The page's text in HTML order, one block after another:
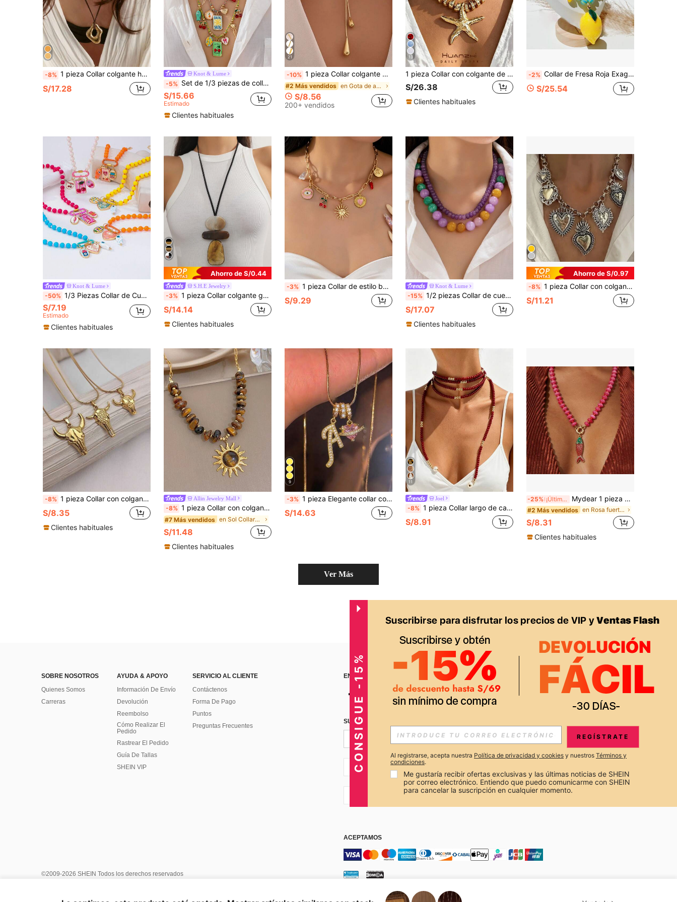
-8% 1 pieza Collar colgante hueco asimétrico de acero inoxidable con acabado liso, de moda y adecuado para uso diario
S/17.28
Knot & Lume
-5% Set de 1/3 piezas de collares con dijes en capas con temática de frutas de verano y sol - Collares de cordón trenzado multicolor con dijes de cereza y limón esmaltados
S/15.66
Estimado
Clientes habituales
21
-10% 1 pieza Collar colgante de acero inoxidable con diseño de gota de agua minimalista de alta gama y estilo retro
#2 Más vendidos en Gota de agua Collares De Mujer
S/8.56
200+ vendidos
13
1 pieza Collar con colgante de estrella de mar grande de turquesa falsa, collar de cuentas de estrella de mar con piedra triturada plisada dorada asimétrica exagerada, collar de vacaciones en la playa para mujer
S/26.38
Clientes habituales
-2% Collar de Fresa Roja Exagerado de Lujo para Mujeres y Niñas Estilo Bohemio con Colgante de Piedra de Cristal Joyería de Moda Accesorio para Fiesta y Uso Diario
S/25.54
Knot & Lume
-50% 1/3 Piezas Collar de Cuentas de Resina Colorido Estilo Boho de Verano con Mosquetón & Dijes de Cereza y Pez - Collares de Colgante de Fruta Estilo Vacaciones en Capas
S/7.19
Estimado
Clientes habituales
Ahorro de S/0.44
S.H.E Jewelry
-3% 1 pieza Collar colgante geométrico de resina vintage, diseño único, de alta gama, versátil, cadena de suéter ajustable, collar largo adecuado para uso diario y de fiesta de mujeres (patrón aleatorio)
S/14.14
Clientes habituales
-3% 1 pieza Collar de estilo bohemio multicolor para vacaciones con colgante de ojo rosa, chile, ojo del diablo, corazón, cereza y perla barroca, adecuado para vacaciones, citas, fiestas, viajes, estilo callejero y uso diario
S/9.29
Knot & Lume
-15% 1/2 piezas Collar de cuentas de piedra semipreciosa natural para mujer, estilo bohemio con gemas de colores, gargantilla exagerada, decoración de cuello, regalo (color de las cuentas aleatorio)
S/17.07
Clientes habituales
Ahorro de S/0.97
-8% 1 pieza Collar con colgante de corazón vintage de plata, accesorio elegante & único para todas las estaciones, adecuado para uso diario y regalo de vacaciones (Colgante pedido al azar)
S/11.21
-8% 1 pieza Collar con colgante de calavera de toro de acero inoxidable estilo vintage punk, moda callejera
S/8.35
Clientes habituales
Allin Jewelry Mall
-8% 1 pieza Collar con colgante de sol de cuentas de piedra natural ojo de tigre estilo bohemio vintage para mujeres, joyería de acero inoxidable dorado, uso diario/bohemio/fiesta/Y2K, San Valentín/vacaciones
#7 Más vendidos en Sol Collares De Mujer
S/11.48
Clientes habituales
9
-3% 1 pieza Elegante collar colgante minimalista estilo Y2K con circonita cúbica, letra artística del alfabeto A-Z y corazón rosa planeta, de acero inoxidable, joyería de moda versátil y delicada, adecuada para uso diario y como regalo
S/14.63
11
Joel
-8% 1 pieza Collar largo de cadena con cuentas de corazón asimétrico CBB y estrella de cinco puntas estilo Hip-Hop, cadena de clavícula para mujer, adecuado para uso diario, fiesta, vacaciones, regalo de joyería
S/8.91
-25% ¡Últimos 3 días Mydear 1 pieza Collar con colgante de pez de resina colorido estilo bohemio, adecuado como accesorio de playa para mujeres en verano
#2 Más vendidos en Rosa fuerte Collares De Mujer
S/8.31
Clientes habituales
Ver Más
SOBRE NOSOTROS
Quienes Somos
Carreras
AYUDA & APOYO
Información De Envío
Devolución
Reembolso
Cómo Realizar El
Pedido
Rastrear El Pedido
Guía De Tallas
SHEIN VIP
SERVICIO AL CLIENTE
Contáctenos
Forma De Pago
Puntos
Preguntas Frecuentes
ENCUÉNTRANOS EN APP
SUSCRÍBETE PARA RECIBIR OFERTAS EXCLUSIVAS, PROMOCIONES Y NOTICIAS DE SHEIN
Suscribir
PE + 51
ACEPTAMOS
©2009-2026 SHEIN Todos los derechos reservados
CONSIGUE -15% REGÍSTRATE
Al registrarse, acepta nuestra Política de privacidad y cookies y nuestros Términos y
condiciones.
Me gustaría recibir ofertas exclusivas y las últimas noticias de SHEIN
por correo electrónico. Entiendo que puedo comunicarme con SHEIN
para cancelar la suscripción en cualquier momento.